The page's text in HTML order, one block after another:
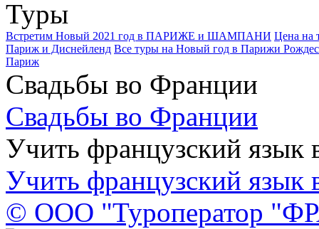
Туры
Встретим Новый 2021 год в ПАРИЖЕ и ШАМПАНИ Цена на
Париж и Диснейленд Все туры на Новый год в Парижи
Париж
Свадьбы во Франции
Свадьбы во Франции
Учить французский язык
Учить французский язык
© ООО "Туроператор